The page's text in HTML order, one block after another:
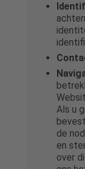
Als u
de
en
over